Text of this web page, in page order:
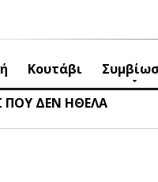
Κουτάβι
ΠΟΥ ΔΕΝ ΗΘΕΛΑ